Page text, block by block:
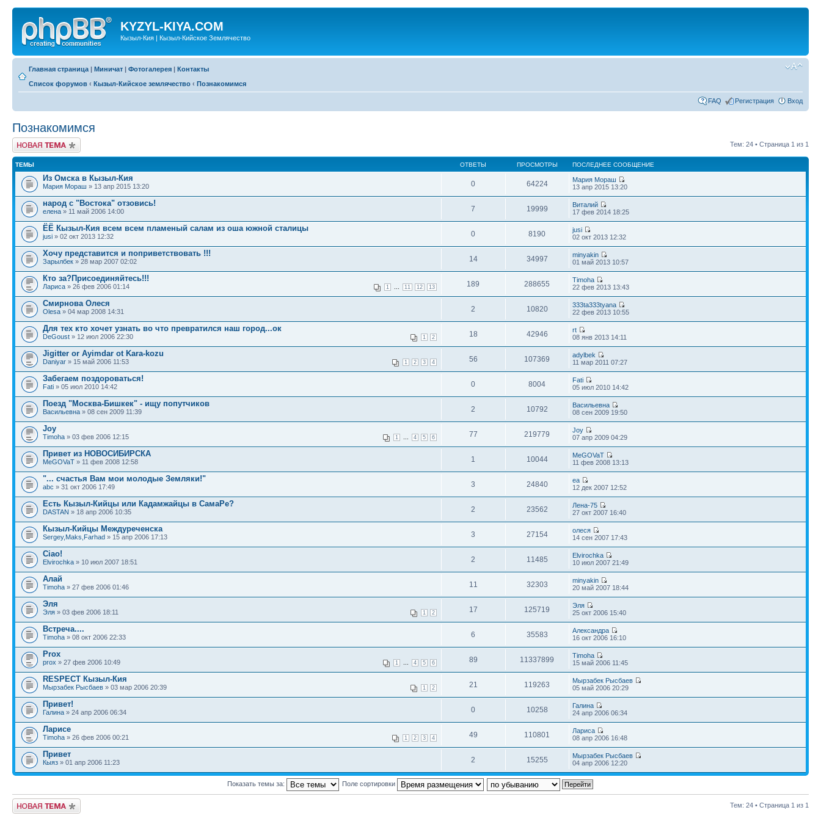
KYZYL-KIYA.COM
Кызыл-Кия | Кызыл-Кийское Землячество
Главная страница | Миничат | Фотогалерея | Контакты
Список форумов ‹ Кызыл-Кийское землячество ‹ Познакомимся
FAQ Регистрация Вход
Познакомимся
Новая тема Тем: 24 • Страница 1 из 1
ТЕМЫ ОТВЕТЫ ПРОСМОТРЫ ПОСЛЕДНЕЕ СООБЩЕНИЕ
Из Омска в Кызыл-Кия
Мария Мораш » 13 апр 2015 13:20 0 64224
Мария Мораш
13 апр 2015 13:20
народ с "Востока" отзовись!
елена » 11 май 2006 14:00 7 19999
Виталий
17 фев 2014 18:25
ЁЁ Кызыл-Кия всем всем пламеный салам из оша южной сталицы
jusi » 02 окт 2013 12:32 0 8190
jusi
02 окт 2013 12:32
Хочу представится и поприветствовать !!!
Зарылбек » 28 мар 2007 02:02 14 34997
minyakin
01 май 2013 10:57
Кто за?Присоединяйтесь!!!
1 11 12 13
Лариса » 26 фев 2006 01:14 189 288655
Timoha
22 фев 2013 13:43
Смирнова Олеся
Olesa » 04 мар 2008 14:31 2 10820
333ta333tyana
22 фев 2013 10:55
Для тех кто хочет узнать во что превратился наш город...ок
1 2
DeGoust » 12 июл 2006 22:30 18 42946
rt
08 янв 2013 14:11
Jigitter or Ayimdar ot Kara-kozu
1 2 3 4
Daniyar » 15 май 2006 11:53 56 107369
adylbek
11 мар 2011 07:27
Забегаем поздороваться!
Fati » 05 июл 2010 14:42 0 8004
Fati
05 июл 2010 14:42
Поезд "Москва-Бишкек" - ищу попутчиков
Васильевна » 08 сен 2009 11:39 2 10792
Васильевна
08 сен 2009 19:50
Joy
1 4 5 6
Timoha » 03 фев 2006 12:15 77 219779
Joy
07 апр 2009 04:29
Привет из НОВОСИБИРСКА
MeGOVaT » 11 фев 2008 12:58 1 10044
MeGOVaT
11 фев 2008 13:13
"... счастья Вам мои молодые Земляки!"
abc » 31 окт 2006 17:49 3 24840
ea
12 дек 2007 12:52
Есть Кызыл-Кийцы или Кадамжайцы в СамаРе?
DASTAN » 18 апр 2006 10:35 2 23562
Лена-75
27 окт 2007 16:40
Кызыл-Кийцы Междуреченска
Sergey,Maks,Farhad » 15 апр 2006 17:13 3 27154
олеся
14 сен 2007 17:43
Ciao!
Elvirochka » 10 июл 2007 18:51 2 11485
Elvirochka
10 июл 2007 21:49
Алай
Timoha » 27 фев 2006 01:46 11 32303
minyakin
20 май 2007 18:44
Эля
1 2
Эля » 03 фев 2006 18:11 17 125719
Эля
25 окт 2006 15:40
Встреча....
Timoha » 08 окт 2006 22:33 6 35583
Александра
16 окт 2006 16:10
Prox
1 4 5 6
prox » 27 фев 2006 10:49 89 11337899
Timoha
15 май 2006 11:45
RESPECT Кызыл-Кия
1 2
Мырзабек Рысбаев » 03 мар 2006 20:39 21 119263
Мырзабек Рысбаев
05 май 2006 20:29
Привет!
Галина » 24 апр 2006 06:34 0 10258
Галина
24 апр 2006 06:34
Ларисе
1 2 3 4
Timoha » 26 фев 2006 00:21 49 110801
Лариса
08 апр 2006 16:48
Привет
Кыяз » 01 апр 2006 11:23 2 15255
Мырзабек Рысбаев
04 апр 2006 12:20
Показать темы за: Поле сортировки
Новая тема Тем: 24 • Страница 1 из 1